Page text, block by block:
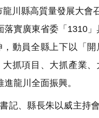
川縣高質量發展大會
實廣東省委「1310
動員全縣上下以「
抓項目、大抓產業
龍川全面振興。
、縣長朱以威主持